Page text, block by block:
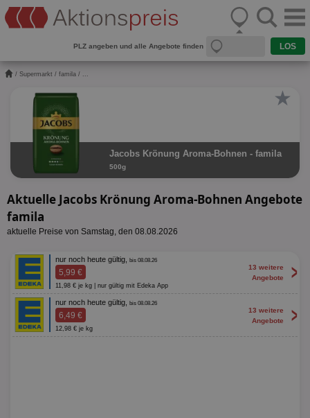
PLZ angeben und alle Angebote finden
/ Supermarkt / famila / ...
★
Jacobs Krönung Aroma-Bohnen - famila
500g
Aktuelle Jacobs Krönung Aroma-Bohnen Angebote
famila
aktuelle Preise von Samstag, den 08.08.2026
nur noch heute gültig, bis 08.08.26
5,99 €
11,98 € je kg | nur gültig mit Edeka App
13 weitere
Angebote
>
nur noch heute gültig, bis 08.08.26
6,49 €
12,98 € je kg
13 weitere
Angebote
>